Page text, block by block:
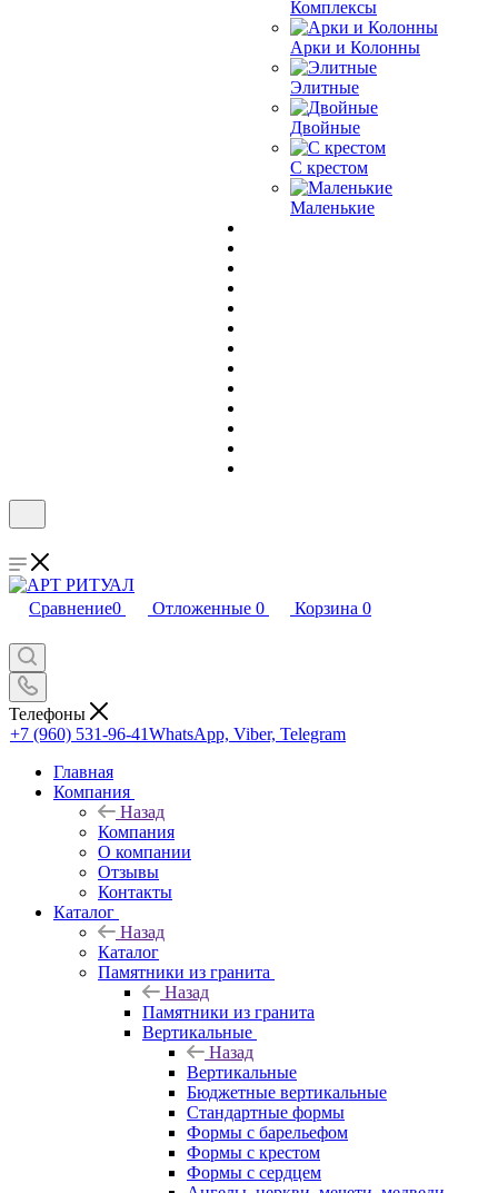
Комплексы
Арки и Колонны
Элитные
Двойные
С крестом
Маленькие
Сравнение0 Отложенные 0 Корзина 0
Телефоны
+7 (960) 531-96-41WhatsApp, Viber, Telegram
Главная
Компания
Назад
Компания
О компании
Отзывы
Контакты
Каталог
Назад
Каталог
Памятники из гранита
Назад
Памятники из гранита
Вертикальные
Назад
Вертикальные
Бюджетные вертикальные
Стандартные формы
Формы с барельефом
Формы с крестом
Формы с сердцем